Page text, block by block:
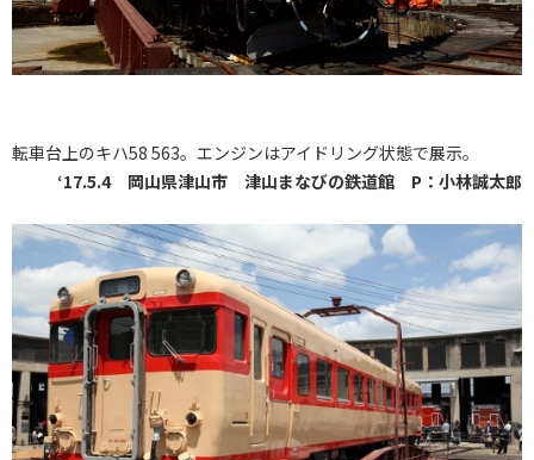
転車台上のキハ58 563。エンジンはアイドリング状態で展示。
‘17.5.4 岡山県津山市 津山まなびの鉄道館 P：小林誠太郎